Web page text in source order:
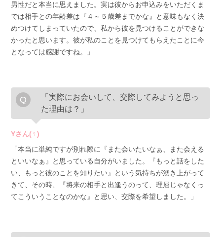
男性だと本当に思えました。実は彼からお申込みをいただくま
では相手との年齢差は『４～５歳差までかな』と意味もなく決
めつけてしまっていたので、私から彼を見つけることができな
かったと思います。彼が私のことを見つけてもらえたことに今
となっては感謝ですね。」
「実際にお会いして、交際してみようと思っ
た理由は？」
Yさん(♀)
「本当に単純ですが別れ際に『また会いたいなぁ、また会える
といいなぁ』と思っている自分がいました。『もっと話をした
い、もっと彼のことを知りたい』という気持ちが湧き上がって
きて、その時、『将来の相手と出逢うのって、理屈じゃなくっ
てこういうことなのかな』と思い、交際を希望しました。」